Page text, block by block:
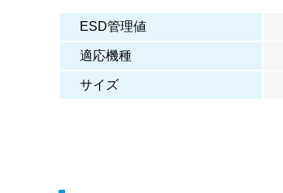
ESD管理値
適応機種
サイズ